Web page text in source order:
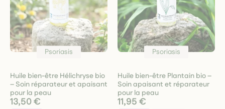
Psoriasis
Huile bien-être Hélichryse bio
– Soin réparateur et apaisant
pour la peau
13,50 €
Psoriasis
Huile bien-être Plantain bio –
Soin apaisant et réparateur
pour la peau
11,95 €